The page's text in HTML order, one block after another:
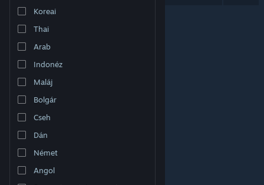
A Steam mobilalkalmazás beszerzése
Asztali weboldalra váltás
Koreai
Thai
Arab
Indonéz
Maláj
Bolgár
Cseh
Dán
Német
Angol